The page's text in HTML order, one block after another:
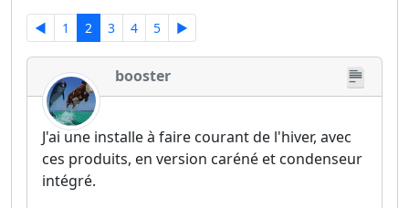
◄ 1 2 3 4 5 ►
booster
J'ai une installe à faire courant de l'hiver, avec
ces produits, en version caréné et condenseur
intégré.